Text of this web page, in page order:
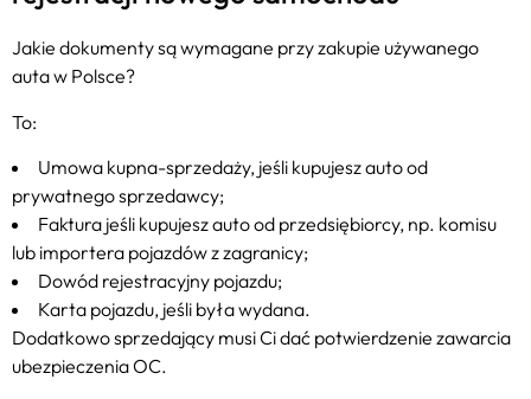
Jakie dokumenty są wymagane przy zakupie używanego
auta w Polsce?
To:
Umowa kupna-sprzedaży, jeśli kupujesz auto od
prywatnego sprzedawcy;
Faktura jeśli kupujesz auto od przedsiębiorcy, np. komisu
lub importera pojazdów z zagranicy;
Dowód rejestracyjny pojazdu;
Karta pojazdu, jeśli była wydana.
Dodatkowo sprzedający musi Ci dać potwierdzenie zawarcia
ubezpieczenia OC.